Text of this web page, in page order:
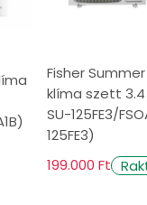
az
térben való
Fisher
klíma szett 3.4
SU-125FE3/
125FE3)
199.000 Ft